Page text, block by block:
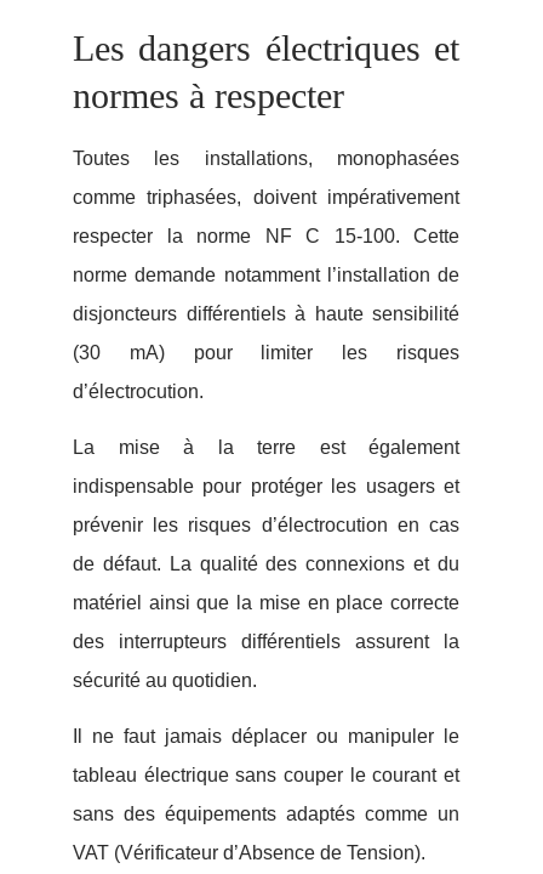
Les dangers électriques et
normes à respecter
Toutes les installations, monophasées
comme triphasées, doivent impérativement
respecter la norme NF C 15-100. Cette
norme demande notamment l’installation de
disjoncteurs différentiels à haute sensibilité
(30 mA) pour limiter les risques
d’électrocution.
La mise à la terre est également
indispensable pour protéger les usagers et
prévenir les risques d’électrocution en cas
de défaut. La qualité des connexions et du
matériel ainsi que la mise en place correcte
des interrupteurs différentiels assurent la
sécurité au quotidien.
Il ne faut jamais déplacer ou manipuler le
tableau électrique sans couper le courant et
sans des équipements adaptés comme un
VAT (Vérificateur d’Absence de Tension).